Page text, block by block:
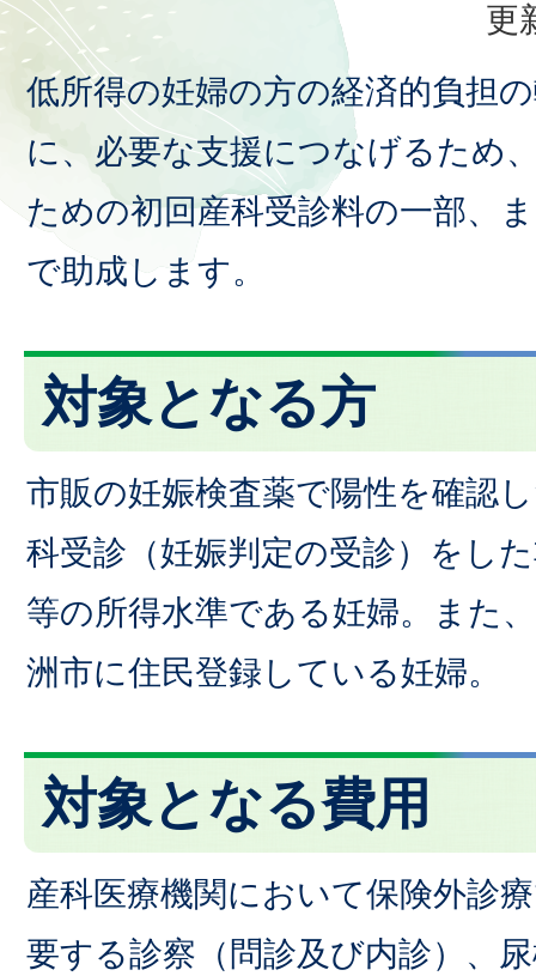
更
低所得の妊婦の方の経済的負担
に、必要な支援につなげるため
ための初回産科受診料の一部、
で助成します。
対象となる方
市販の妊娠検査薬で陽性を確認
科受診（妊娠判定の受診）をし
等の所得水準である妊婦。また
洲市に住民登録している妊婦。
対象となる費用
産科医療機関において保険外診
要する診察（問診及び内診）、